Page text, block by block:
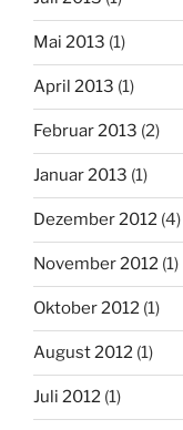
Mai 2013 (1)
April 2013 (1)
Februar 2013 (2)
Januar 2013 (1)
Dezember 2012 (4)
November 2012 (1)
Oktober 2012 (1)
August 2012 (1)
Juli 2012 (1)